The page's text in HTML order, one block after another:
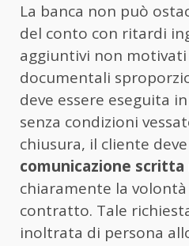
La banca non può
del conto con ritardi
aggiuntivi non
documentali
deve essere eseguita
senza condizioni
chiusura, il cliente
comunicazione scritta
chiaramente la
contratto. Tale
inoltrata di persona